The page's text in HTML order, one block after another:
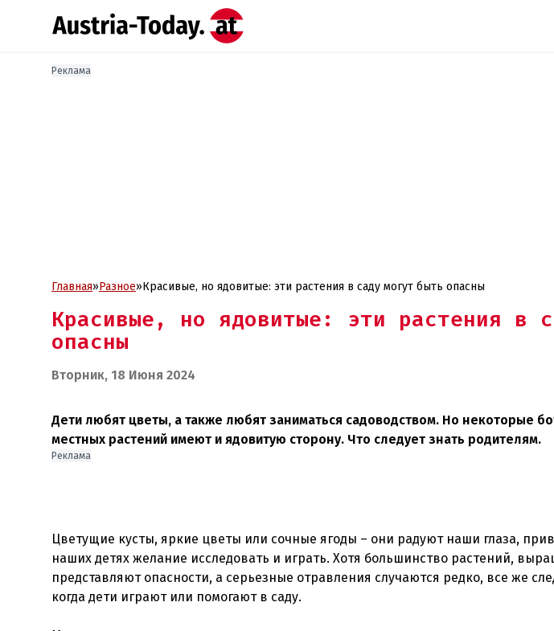
Реклама
Главная»Разное»Красивые, но ядовитые: эти растения в саду могут быть опасны
Красивые, но ядовитые: эти растения в
опасны
Вторник, 18 Июня 2024
Дети любят цветы, а также любят заниматься садоводством. Но некоторые
местных растений имеют и ядовитую сторону. Что следует знать родителям.
Реклама
Цветущие кусты, яркие цветы или сочные ягоды – они радуют наши глаза,
наших детях желание исследовать и играть. Хотя большинство растений,
представляют опасности, а серьезные отравления случаются редко, все же
когда дети играют или помогают в саду.